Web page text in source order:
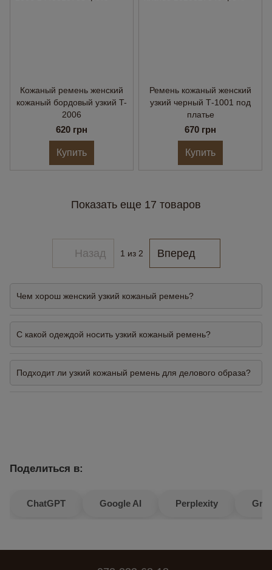
Кожаный ремень женский
кожаный бордовый узкий T-
2006
620 грн
Купить
Ремень кожаный женский
узкий черный Т-1001 под
платье
670 грн
Купить
Показать еще 17 товаров
Назад 1 из 2 Вперед
Чем хорош женский узкий кожаный ремень?
С какой одеждой носить узкий кожаный ремень?
Подходит ли узкий кожаный ремень для делового образа?
Поделиться в:
ChatGPT Google AI Perplexity